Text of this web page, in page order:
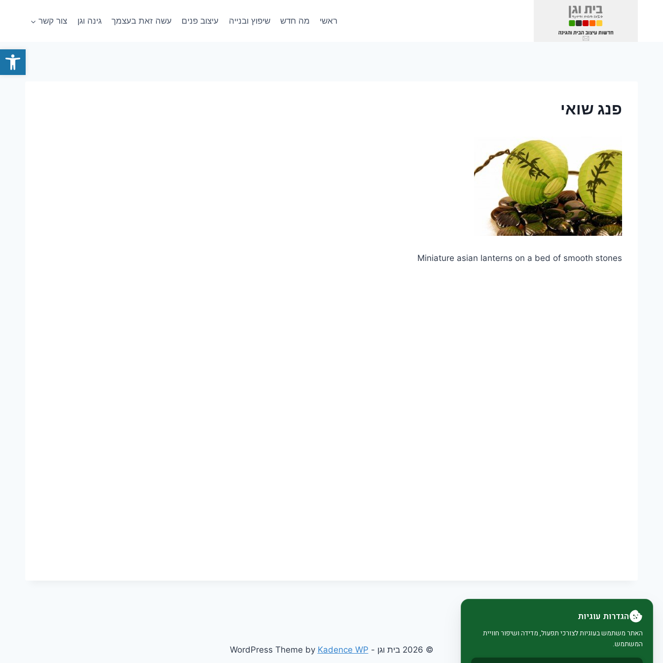
פתח
ראשי מה חדש שיפוץ ובנייה עיצוב פנים עשה זאת בעצמך גינה וגן צור קשר
פנג שואי
Miniature asian lanterns on a bed of smooth stones
© 2026 בית וגן - WordPress Theme by Kadence WP
הגדרות עוגיות
האתר משתמש בעוגיות לצורכי תפעול, מדידה ושיפור חוויית
המשתמש.